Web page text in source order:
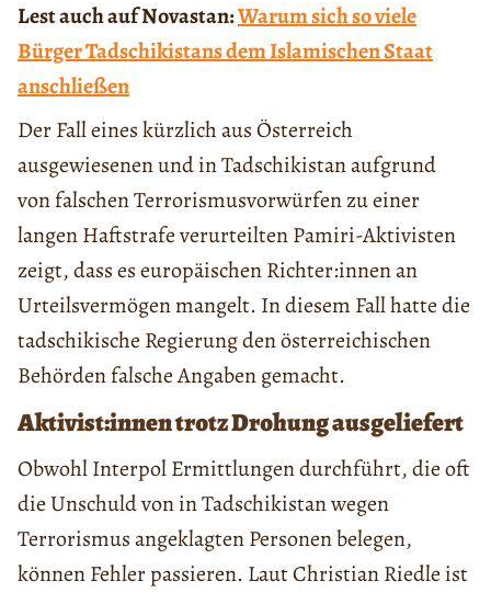
Lest auch auf Novastan:Warum sich so viele
Bürger Tadschikistans dem Islamischen Staat
anschließen
Der Fall eines kürzlich aus Österreich
ausgewiesenen und in Tadschikistan aufgrund
von falschen Terrorismusvorwürfen zu einer
langen Haftstrafe verurteilten Pamiri-Aktivisten
zeigt, dass es europäischen Richter:innen an
Urteilsvermögen mangelt. In diesem Fall hatte die
tadschikische Regierung den österreichischen
Behörden falsche Angaben gemacht.
Aktivist:innen trotz Drohung ausgeliefert
Obwohl Interpol Ermittlungen durchführt, die oft
die Unschuld von in Tadschikistan wegen
Terrorismus angeklagten Personen belegen,
können Fehler passieren. Laut Christian Riedle ist